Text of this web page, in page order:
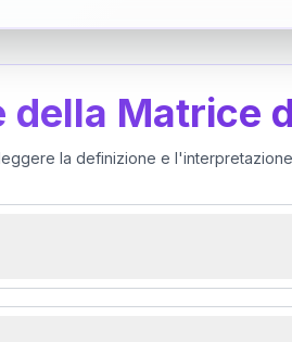
Matrice
la definizione e